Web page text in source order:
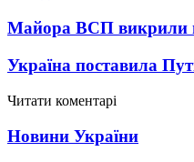
Майора ВСП викрили
Україна поставила
Читати коментарі
Новини України